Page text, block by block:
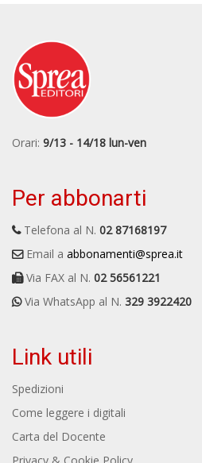
Orari: 9/13 - 14/18 lun-ven
Per abbonarti
Telefona al N. 02 87168197
Email a abbonamenti@sprea.it
Via FAX al N. 02 56561221
Via WhatsApp al N. 329 3922420
Link utili
Spedizioni
Come leggere i digitali
Carta del Docente